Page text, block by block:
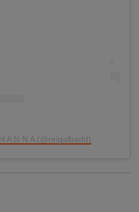
A N N A (@ririgalbadd)